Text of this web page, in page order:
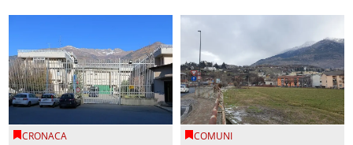
CRONACA COMUNI